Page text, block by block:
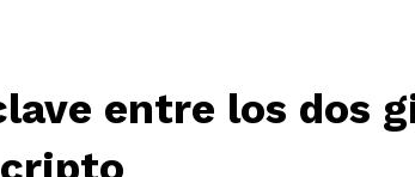
entre los dos